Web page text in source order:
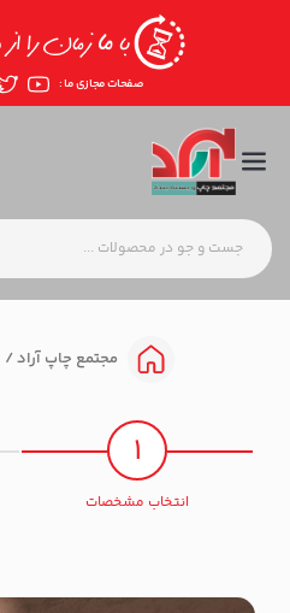
صفحات مجازی ما :
مجتمع چاپ آراد
1
انتخاب مشخصات